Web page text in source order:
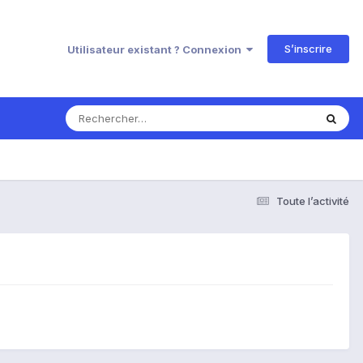
Utilisateur existant ? Connexion S’inscrire
Toute l’activité